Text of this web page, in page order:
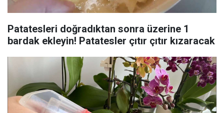
Patatesleri doğradıktan sonra üzerine 1
bardak ekleyin! Patatesler çıtır çıtır kızaracak